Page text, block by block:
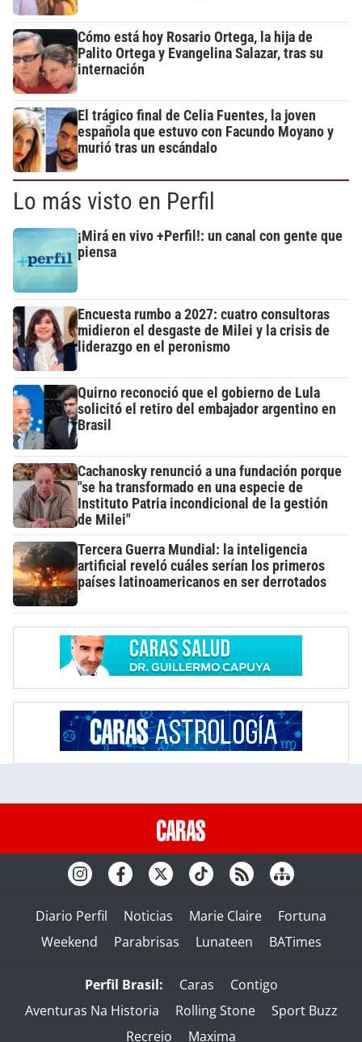
Cómo está hoy Rosario Ortega, la hija de
Palito Ortega y Evangelina Salazar, tras su
internación
El trágico final de Celia Fuentes, la joven
española que estuvo con Facundo Moyano y
murió tras un escándalo
Lo más visto en Perfil
¡Mirá en vivo +Perfil!: un canal con gente que
piensa
Encuesta rumbo a 2027: cuatro consultoras
midieron el desgaste de Milei y la crisis de
liderazgo en el peronismo
Quirno reconoció que el gobierno de Lula
solicitó el retiro del embajador argentino en
Brasil
Cachanosky renunció a una fundación porque
"se ha transformado en una especie de
Instituto Patria incondicional de la gestión
de Milei"
Tercera Guerra Mundial: la inteligencia
artificial reveló cuáles serían los primeros
países latinoamericanos en ser derrotados
Diario Perfil Noticias Marie Claire
Fortuna
Weekend
Parabrisas Lunateen BATimes
Perfil Brasil: Caras
Contigo
Aventuras Na Historia
Rolling Stone
Sport Buzz
Recreio
Maxima